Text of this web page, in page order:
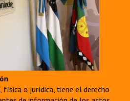
física o jurídica, tiene el derecho